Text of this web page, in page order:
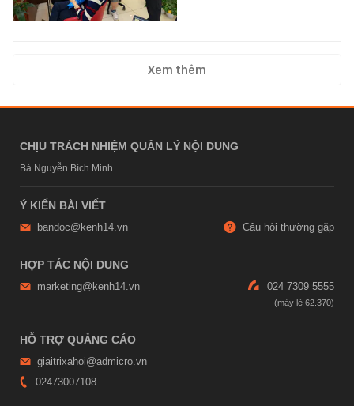
Xem thêm
CHỊU TRÁCH NHIỆM QUẢN LÝ NỘI DUNG
Bà Nguyễn Bích Minh
Ý KIẾN BÀI VIẾT
bandoc@kenh14.vn Câu hỏi thường gặp
HỢP TÁC NỘI DUNG
marketing@kenh14.vn 024 7309 5555
HỖ TRỢ QUẢNG CÁO
giaitrixahoi@admicro.vn
02473007108